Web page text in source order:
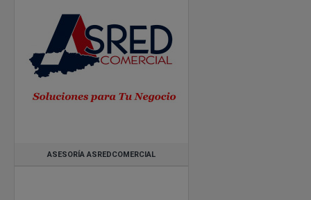
ASESORÍA ASREDCOMERCIAL